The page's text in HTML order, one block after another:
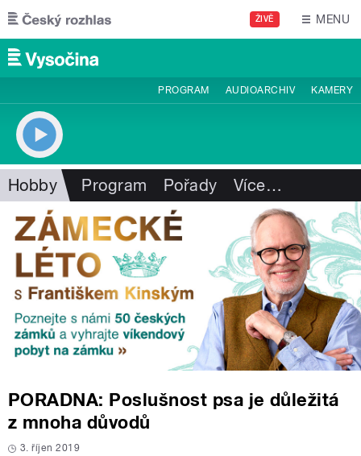
Přejít k hlavnímu obsahu
ŽIVĚ MENU
PROGRAM AUDIOARCHIV KAMERY
Hobby Program Pořady Více…
PORADNA: Poslušnost psa je důležitá
z mnoha důvodů
3. říjen 2019